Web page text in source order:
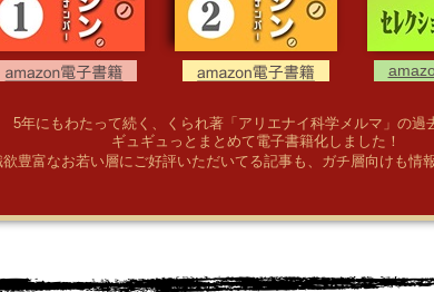
5年にもわたって続く、くられ著「アリエナイ科学メルマ」の過
ギュギュっとまとめて電子書籍化しました！
豊富なお若い層にご好評いただいてる記事も、ガチ層向けも情